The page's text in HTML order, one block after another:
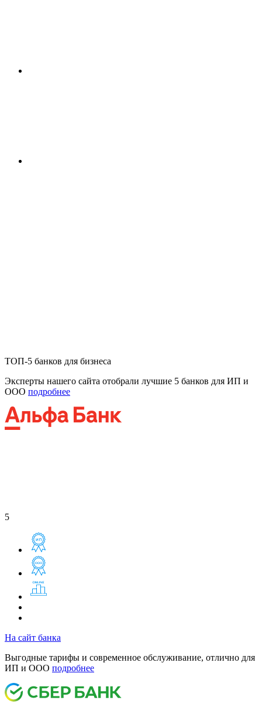
ТОП-5 банков для бизнеса
Эксперты нашего сайта отобрали лучшие 5 банков для ИП и
ООО подробнее
5
На сайт банка
Выгодные тарифы и современное обслуживание, отлично для
ИП и ООО подробнее